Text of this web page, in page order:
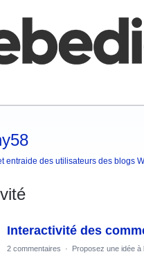
entraide des utilisateurs des blogs
Interactivité des
2 commentaires · Proposez une idée à